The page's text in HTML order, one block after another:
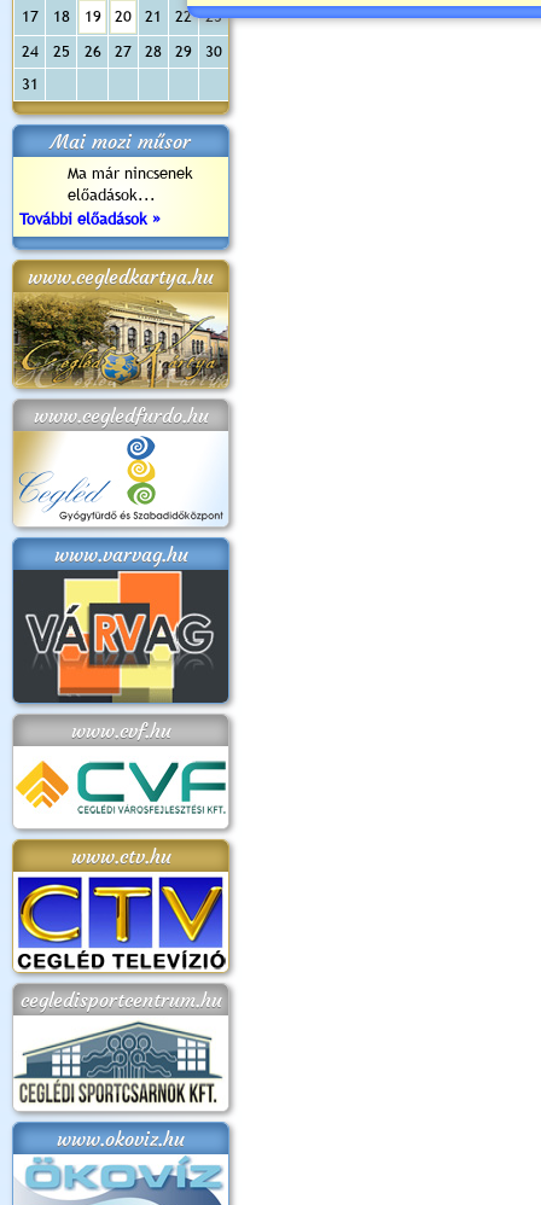
17 18 19 20 21 22
23
24
25 26 27 28 29
30
31
Mai mozi műsor
Ma már nincsenek
előadások...
További előadások »
www.cegledkartya.hu
www.cegledfurdo.hu
www.varvag.hu
www.cvf.hu
www.ctv.hu
cegledisportcentrum.hu
www.okoviz.hu